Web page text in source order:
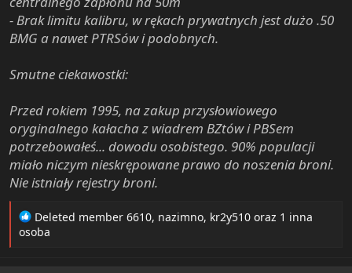
- Brak limitu kalibru, w rękach prywatnych jest dużo .50
BMG a nawet PTRSów i podobnych.
Smutne ciekawostki:
Przed rokiem 1995, na zakup przysłowiowego
oryginalnego kałacha z wiadrem BZtów i PBSem
potrzebowałeś... dowodu osobistego. 90% populacji
miało niczym nieskrępowane prawo do noszenia broni.
Nie istniały rejestry broni.
R
e
Deleted member 6610, nazimno, kr2y510 oraz 1 inna
osoba